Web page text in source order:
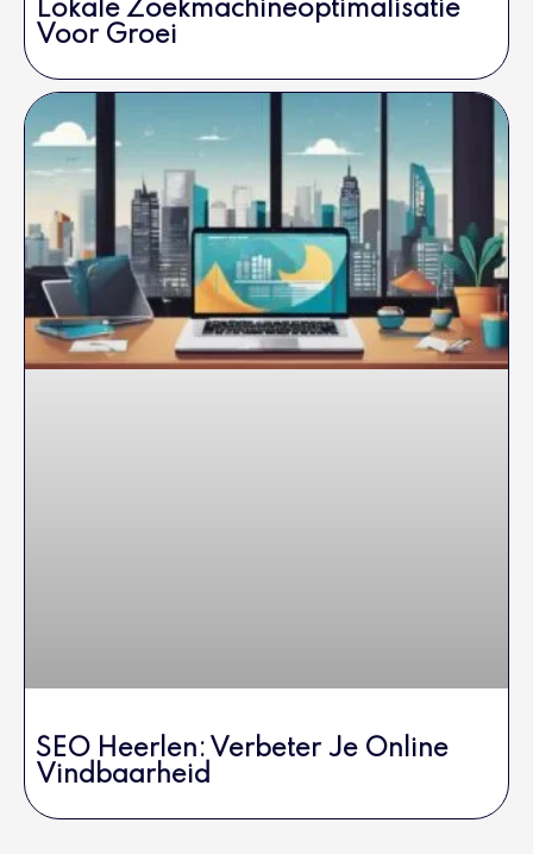
Lokale Zoekmachineoptimalisatie
Voor Groei
SEO Heerlen: Verbeter Je Online
Vindbaarheid